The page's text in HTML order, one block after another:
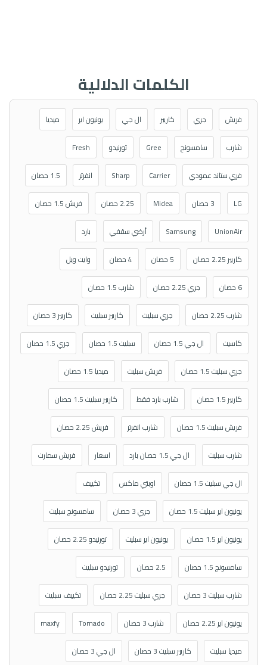
الكلمات الدلالية
فريش جري كاريير ال جي يونيون اير ميديا
شارب سامسونج Gree تورنيدو Fresh
فري ستاند عمودي Carrier
Sharp انفرتر 1.5 حصان
LG 3 حصان Midea 2.25 حصان فريش 1.5 حصان
UnionAir
Samsung أرضي سقفي بارد
كاريير 2.25 حصان 5 حصان 4 حصان وايت ويل
6 حصان جري 2.25 حصان شارب 1.5 حصان
شارب 2.25 حصان جري سبليت كاريير سبليت كاريير 3 حصان
كاسيت ال جي 1.5 حصان سبليت 1.5 حصان جري 1.5 حصان
جري سبليت 1.5 حصان فريش سبليت ميديا 1.5 حصان
كاريير 1.5 حصان شارب بارد فقط كاريير سبليت 1.5 حصان
فريش سبليت 1.5 حصان شارب انفرتر فريش 2.25 حصان
شارب سبليت ال جي 1.5 حصان بارد اسعار فريش سمارت
ال جي سبليت 1.5 حصان اوبتي ماكس تكييف
يونيون اير سبليت 1.5 حصان جري 3 حصان سامسونج سبليت
يونيون اير 1.5 حصان يونيون اير سبليت تورنيدو 2.25 حصان
سامسونج 1.5 حصان 2.5 حصان تورنيدو سبليت
شارب سبليت 3 حصان جري سبليت 2.25 حصان تكييف سبليت
يونيون اير 2.25 حصان شارب 3 حصان Tornado
maxfy
ميديا سبليت كاريير سبليت 3 حصان ال جي 3 حصان